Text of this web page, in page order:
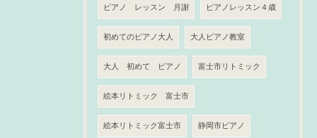
ピアノ レッスン 月謝 ピアノレッスン４歳
初めてのピアノ大人 大人ピアノ教室
大人 初めて ピアノ 富士市リトミック
絵本リトミック 富士市
絵本リトミック富士市 静岡市ピアノ